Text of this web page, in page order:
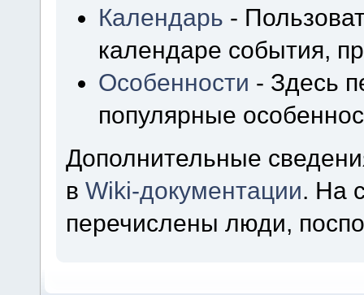
Календарь -
календаре события,
Особенности - Здесь
популярные
Дополнительные
вWiki-документации. На
перечислены люди,